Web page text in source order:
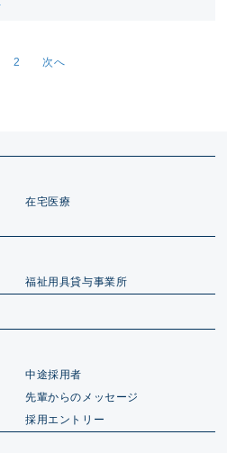
2 次へ
在宅医療
福祉用具貸与事業所
中途採用者
先輩からのメッセージ
採用エントリー